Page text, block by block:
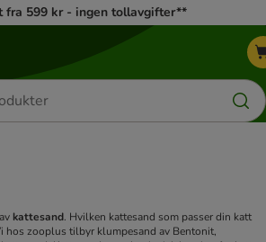
fra 599 kr - ingen tollavgifter**
kattesand. Hvilken kattesand som passer din katt
hos zooplus tilbyr klumpesand av Bentonit,